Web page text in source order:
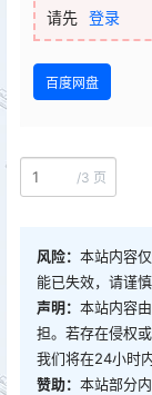
请先 登录
百度网盘
/3 页
风险： 本站内容
能已失效，请谨慎
声明： 本站内容
担。若存在侵权
我们将在24小时
赞助： 本站部分